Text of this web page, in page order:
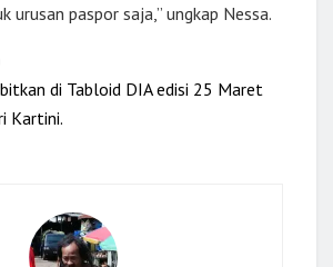
urusan paspor saja,” ungkap Nessa.
di Tabloid DIA edisi 25 Maret
Kartini.